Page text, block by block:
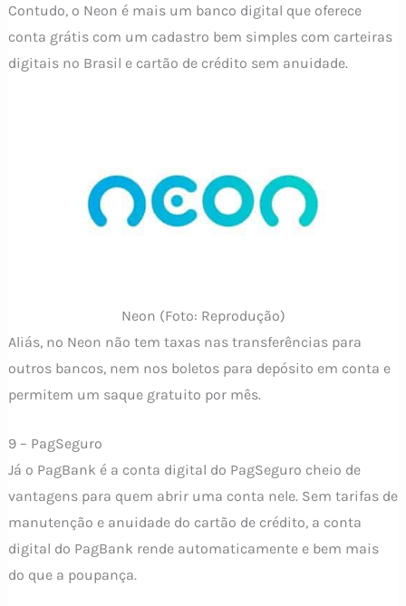
Contudo, o Neon é mais um banco digital que oferece
conta grátis com um cadastro bem simples com carteiras
digitais no Brasil e cartão de crédito sem anuidade.
Neon (Foto: Reprodução)
Aliás, no Neon não tem taxas nas transferências para
outros bancos, nem nos boletos para depósito em conta e
permitem um saque gratuito por mês.
9 – PagSeguro
Já o PagBank é a conta digital do PagSeguro cheio de
vantagens para quem abrir uma conta nele. Sem tarifas de
manutenção e anuidade do cartão de crédito, a conta
digital do PagBank rende automaticamente e bem mais
do que a poupança.